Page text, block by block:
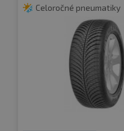
Celoročné pneumatiky